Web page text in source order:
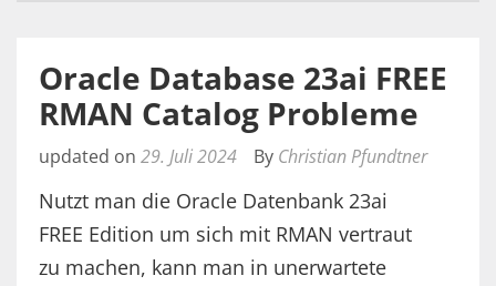
Oracle Database 23ai FREE
RMAN Catalog Probleme
updated on 29. Juli 2024 By Christian Pfundtner
Nutzt man die Oracle Datenbank 23ai
FREE Edition um sich mit RMAN vertraut
zu machen, kann man in unerwartete